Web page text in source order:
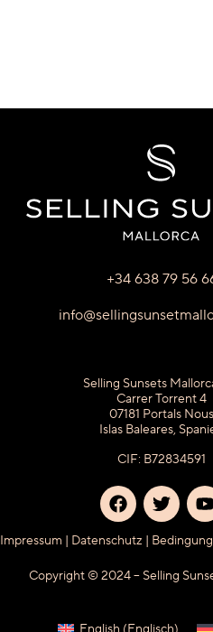
+34 638 79 56
Selling Sunsets
Carrer Torrent 4
07181 Portals Nous
Islas Baleares,
CIF: B72834591
Impressum Datenschutz
Copyright © 2024 – Selling